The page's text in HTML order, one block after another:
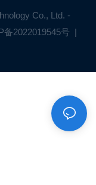
Co., Ltd. -
备2022019545号 |